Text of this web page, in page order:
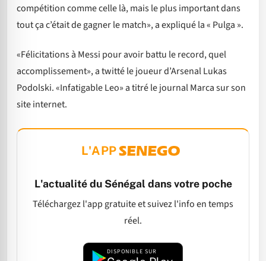
compétition comme celle là, mais le plus important dans
tout ça c’était de gagner le match», a expliqué la « Pulga ».
«Félicitations à Messi pour avoir battu le record, quel
accomplissement», a twitté le joueur d’Arsenal Lukas
Podolski. «Infatigable Leo» a titré le journal Marca sur son
site internet.
L'APP
L'actualité du Sénégal dans votre poche
Téléchargez l'app gratuite et suivez l'info en temps
réel.
DISPONIBLE SUR